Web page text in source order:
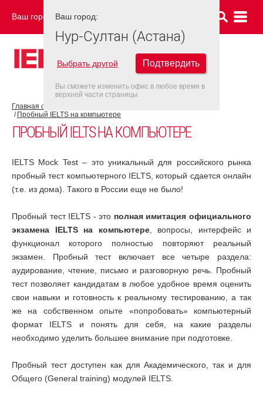
Ваш город: НУР-СУЛТАН (АСТАНА)
Главная страница
Пробный IELTS на компьютере
ПРОБНЫЙ IELTS НА КОМПЬЮТЕРЕ
IELTS Mock Test – это уникальный для российского рынка
пробный тест компьютерного IELTS, который сдается онлайн
(т.е. из дома). Такого в России еще не было!
Пробный тест IELTS - это полная имитация официального
экзамена IELTS на компьютере, вопросы, интерфейс и
функционал которого полностью повторяют реальный
экзамен. Пробный тест включает все четыре раздела:
аудирование, чтение, письмо и разговорную речь. Пробный
тест позволяет кандидатам в любое удобное время оценить
свои навыки и готовность к реальному тестированию, а так
же на собственном опыте «попробовать» компьютерный
формат IELTS и понять для себя, на какие разделы
необходимо уделить большее внимание при подготовке.
Пробный тест доступен как для Академического, так и для
Общего (General training) модулей IELTS.
Ваш город:
Нур-Султан (Астана)
Выбрать другой Подтвердить
Вы сможете изменить офис в любое время в
верхней части страницы